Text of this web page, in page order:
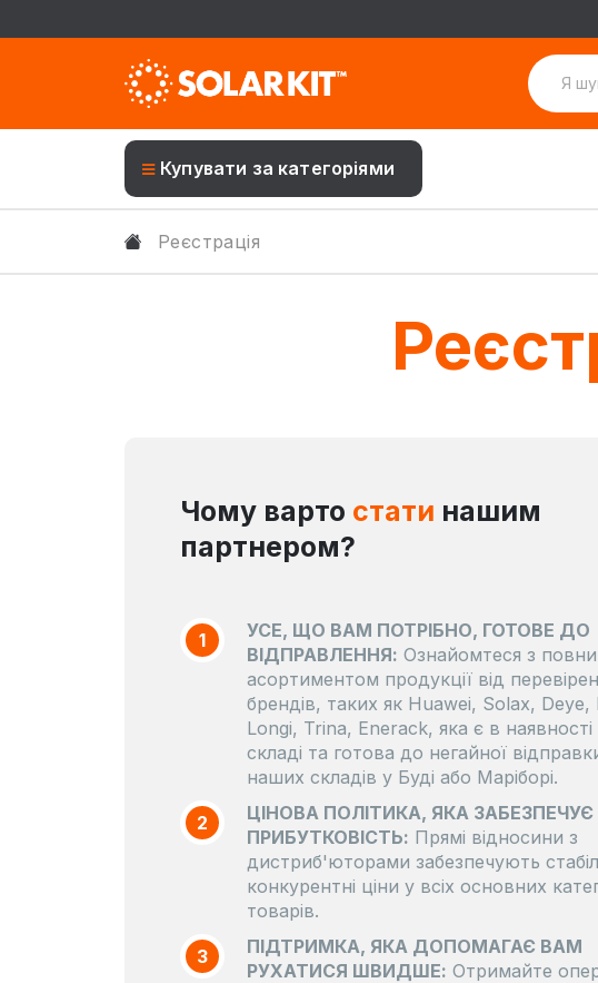
Купувати за категоріями
Реєстрація
Чому варто стати нашим
партнером?
1
УСЕ, ЩО ВАМ ПОТРІБНО, ГОТОВЕ ДО
ВІДПРАВЛЕННЯ: Ознайомтеся з
асортиментом продукції від
брендів, таких як Huawei, Solax, Deye,
Longi, Trina, Enerack, яка є в наявності
складі та готова до негайної
наших складів у Буді або Маріборі.
2
ЦІНОВА ПОЛІТИКА, ЯКА
ПРИБУТКОВІСТЬ: Прямі відносини з
дистриб'юторами забезпечують
конкурентні ціни у всіх основних
товарів.
3
ПІДТРИМКА, ЯКА ДОПОМАГАЄ ВАМ
РУХАТИСЯ ШВИДШЕ: Отримайте